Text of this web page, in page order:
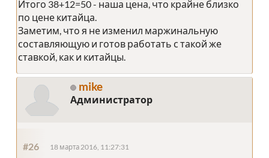
Итого 38+12=50 - наша цена, что крайне близко
по цене китайца.
Заметим, что я не изменил маржинальную
составляющую и готов работать с такой же
ставкой, как и китайцы.
mike
Администратор
#26 18 марта 2016, 11:27:31